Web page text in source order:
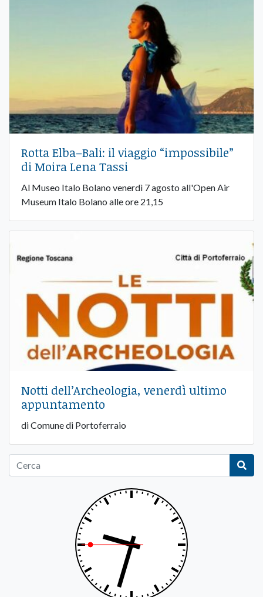
Rotta Elba–Bali: il viaggio “impossibile”
di Moira Lena Tassi
Al Museo Italo Bolano venerdì 7 agosto all'Open Air
Museum Italo Bolano alle ore 21,15
Notti dell’Archeologia, venerdì ultimo
appuntamento
di Comune di Portoferraio